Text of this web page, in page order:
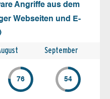
Angriffe aus dem
Webseiten und E-
September
76 54